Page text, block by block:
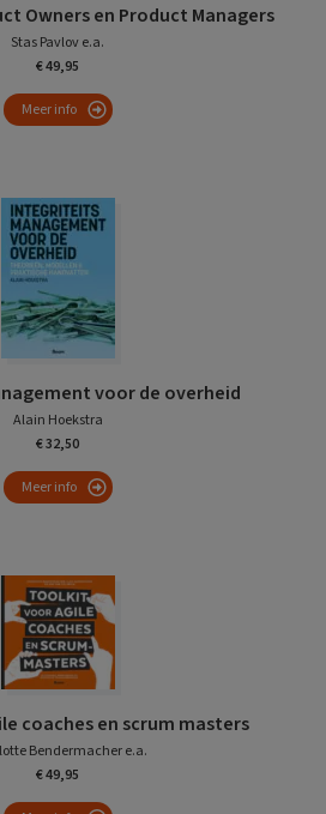
Owners en Product Managers
Stas Pavlov e.a.
€ 49,95
Meer info
voor de overheid
Alain Hoekstra
€ 32,50
Meer info
coaches en scrum masters
Bendermacher e.a.
€ 49,95